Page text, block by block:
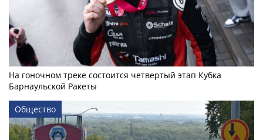
На гоночном треке состоится четвертый этап Кубка
Барнаульской Ракеты
Общество